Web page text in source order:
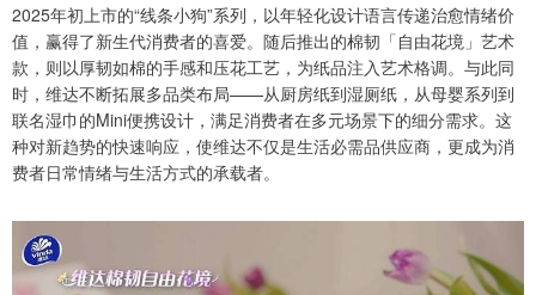
2025年初上市的“线条小狗”系列，以年轻化设计语言传递治愈情绪价
值，赢得了新生代消费者的喜爱。随后推出的棉韧「自由花境」艺术
款，则以厚韧如棉的手感和压花工艺，为纸品注入艺术格调。与此同
时，维达不断拓展多品类布局——从厨房纸到湿厕纸，从母婴系列到
联名湿巾的Mini便携设计，满足消费者在多元场景下的细分需求。这
种对新趋势的快速响应，使维达不仅是生活必需品供应商，更成为消
费者日常情绪与生活方式的承载者。